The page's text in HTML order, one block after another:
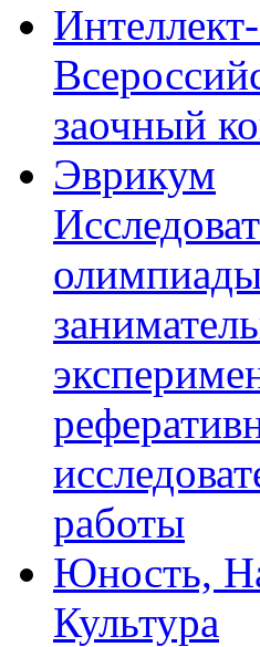
заочный
Эврикум
работы
Юность,
Культура